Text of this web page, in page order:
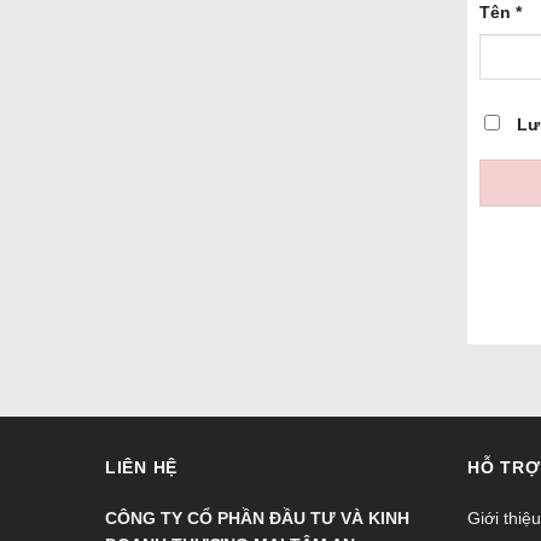
+ Làm
–
cùng
Cám
gạo
Tên *
LIÊN HỆ
CÔNG TY CỔ PHẦN ĐẦU TƯ VÀ KINH
HỖ
Giới thiệu